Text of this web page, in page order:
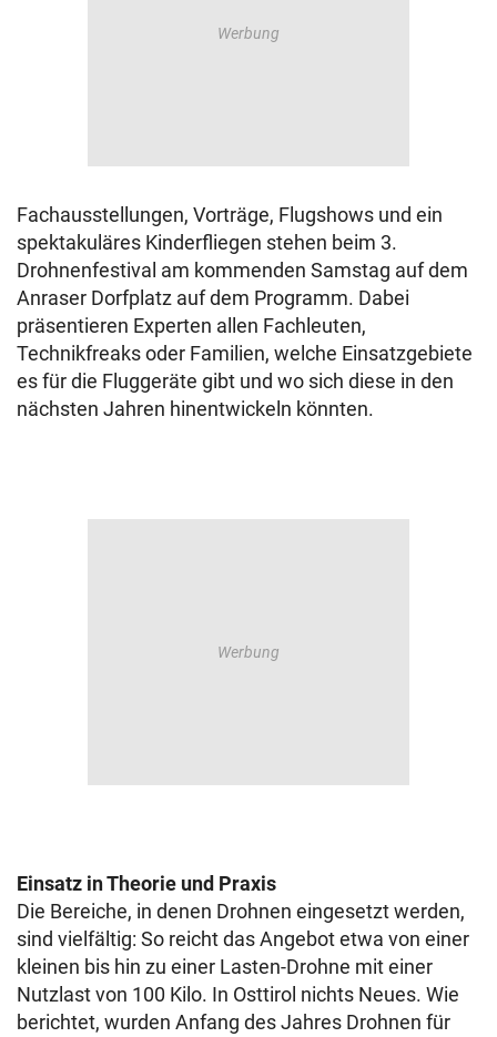
Fachausstellungen, Vorträge, Flugshows und ein
spektakuläres Kinderfliegen stehen beim 3.
Drohnenfestival am kommenden Samstag auf dem
Anraser Dorfplatz auf dem Programm. Dabei
präsentieren Experten allen Fachleuten,
Technikfreaks oder Familien, welche Einsatzgebiete
es für die Fluggeräte gibt und wo sich diese in den
nächsten Jahren hinentwickeln könnten.
Einsatz in Theorie und Praxis
Die Bereiche, in denen Drohnen eingesetzt werden,
sind vielfältig: So reicht das Angebot etwa von einer
kleinen bis hin zu einer Lasten-Drohne mit einer
Nutzlast von 100 Kilo. In Osttirol nichts Neues. Wie
berichtet, wurden Anfang des Jahres Drohnen für